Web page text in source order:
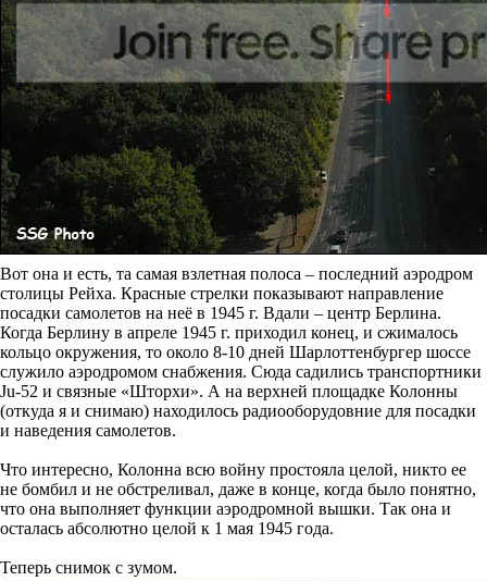
Вот она и есть, та самая взлетная полоса – последний аэродром
столицы Рейха. Красные стрелки показывают направление
посадки самолетов на неё в 1945 г. Вдали – центр Берлина.
Когда Берлину в апреле 1945 г. приходил конец, и сжималось
кольцо окружения, то около 8-10 дней Шарлоттенбургер шоссе
служило аэродромом снабжения. Сюда садились транспортники
Ju-52 и связные «Шторхи». А на верхней площадке Колонны
(откуда я и снимаю) находилось радиооборудовние для посадки
и наведения самолетов.
Что интересно, Колонна всю войну простояла целой, никто ее
не бомбил и не обстреливал, даже в конце, когда было понятно,
что она выполняет функции аэродромной вышки. Так она и
осталась абсолютно целой к 1 мая 1945 года.
Теперь снимок с зумом.